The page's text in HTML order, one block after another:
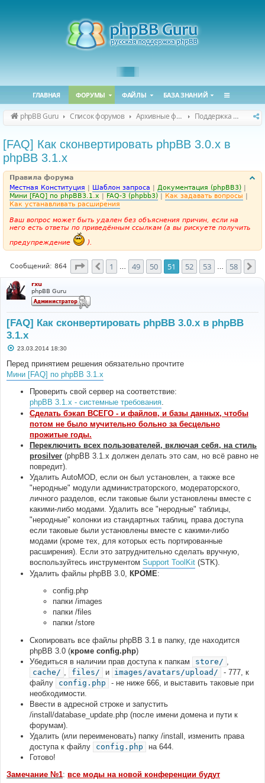
ГЛАВНАЯ ФОРУМЫ ФАЙЛЫ БАЗА ЗНАНИЙ
phpBB Guru Список форумов Архивные форумы Поддержка phpBB 3.1.x
[FAQ] Как сконвертировать phpBB 3.0.х в
phpBB 3.1.х
Правила форума
Местная Конституция | Шаблон запроса | Документация (phpBB3) |
Мини [FAQ] по phpBB3.1.x | FAQ-3 (phpbb3) | Как задавать вопросы |
Как устанавливать расширения
Ваш вопрос может быть удален без объяснения причин, если на
него есть ответы по приведённым ссылкам (а вы рискуете получить
предупреждение
).
Сообщений: 864 Страница51 из 58
Пред.
1 49 50 51 52 53 58
rxu
phpBB Guru
[FAQ] Как сконвертировать phpBB 3.0.х в phpBB
3.1.х
С
о
б
щ
е
23.03.2014 18:30
Перед принятием решения обязательно прочтите
Мини [FAQ] по phpBB 3.1.x
Проверить свой сервер на соответствие:
phpBB 3.1.x - системные требования.
Сделать бэкап ВСЕГО - и файлов, и базы данных, чтобы
потом не было мучительно больно за бесцельно
прожитые годы.
Переключить всех пользователей, включая себя, на стиль
prosilver (phpBB 3.1.х должен делать это сам, но всё равно не
повредит).
Удалить AutoMOD, если он был установлен, а также все
"неродные" модули администраторского, модераторского,
личного разделов, если таковые были установлены вместе с
какими-либо модами. Удалить все "неродные" таблицы,
"неродные" колонки из стандартных таблиц, права доступа
если таковые были установлены вместе с какими-либо
модами (кроме тех, для которых есть портированные
расширения). Если это затруднительно сделать вручную,
воспользуйтесь инструментом Support ToolKit (STK).
Удалить файлы phpBB 3.0, КРОМЕ:
config.php
папки /images
папки /files
папки /store
Скопировать все файлы phpBB 3.1 в папку, где находится
phpBB 3.0 (кроме config.php)
Убедиться в наличии прав доступа к папкам
store/
cache/
files/ и images/avatars/upload/
- 777, к
файлу
config.php
- не ниже 666, и выставить таковые при
необходимости.
Ввести в адресной строке и запустить
/install/database_update.php (после имени домена и пути к
форумам).
Удалить (или переименовать) папку /install, изменить права
доступа к файлу
config.php
на 644.
Готово!
Замечание №1: все моды на новой конференции будут